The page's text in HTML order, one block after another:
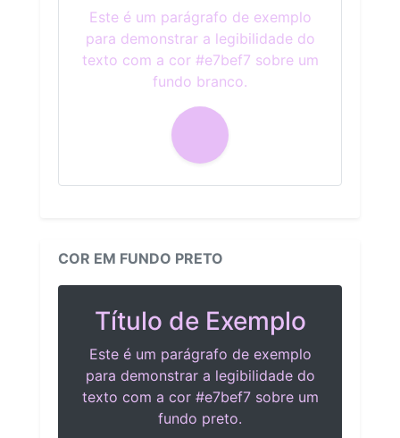
Este é um parágrafo de exemplo
para demonstrar a legibilidade do
texto com a cor #e7bef7 sobre um
fundo branco.
COR EM FUNDO PRETO
Título de Exemplo
Este é um parágrafo de exemplo
para demonstrar a legibilidade do
texto com a cor #e7bef7 sobre um
fundo preto.